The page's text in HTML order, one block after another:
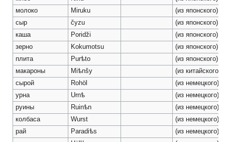
молоко
Miruku
(из японского)
сыр
čyzu
(из японского)
каша
Poridži
(из японского)
зерно
Kokumotsu
(из японского)
плита
Purѣto
(из японского)
макароны
Miѣnšy
(из китайского)
сырой
Rohöl
(из немецкого)
урна
Urnѣ
(из немецкого)
руины
Ruinѣn
(из немецкого)
колбаса
Wurst
(из немецкого)
рай
Paradiѣs
(из немецкого)